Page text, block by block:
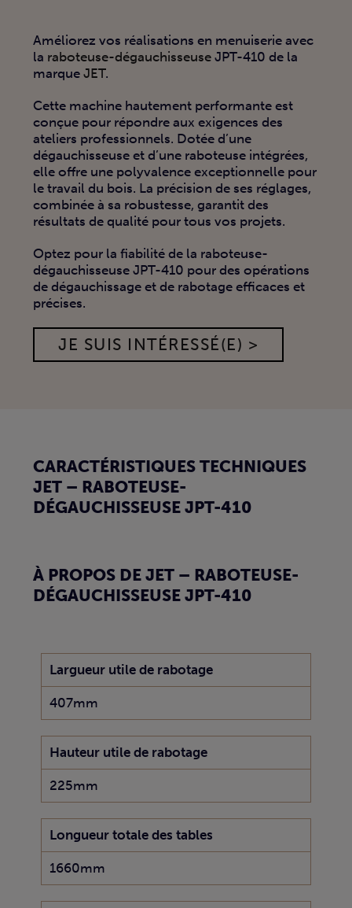
Améliorez vos réalisations en menuiserie avec
la raboteuse-dégauchisseuseJPT-410 de la
marqueJET.
Cette machine hautement performante est
conçue pour répondre aux exigences des
ateliers professionnels. Dotée d’une
dégauchisseuse et d’une raboteuse intégrées,
elle offre une polyvalence exceptionnelle pour
le travail du bois. La précision de ses réglages,
combinée à sa robustesse, garantit des
résultats de qualité pour tous vos projets.
Optez pour la fiabilité de la raboteuse-
dégauchisseuse JPT-410 pour des opérations
de dégauchissage et de rabotage efficaces et
précises.
JE SUIS INTÉRESSÉ(E) >
CARACTÉRISTIQUES TECHNIQUES
JET – RABOTEUSE-
DÉGAUCHISSEUSE JPT-410
À PROPOS DE JET – RABOTEUSE-
DÉGAUCHISSEUSE JPT-410
Largueur utile de rabotage
407mm
Hauteur utile de rabotage
225mm
Longueur totale des tables
1660mm